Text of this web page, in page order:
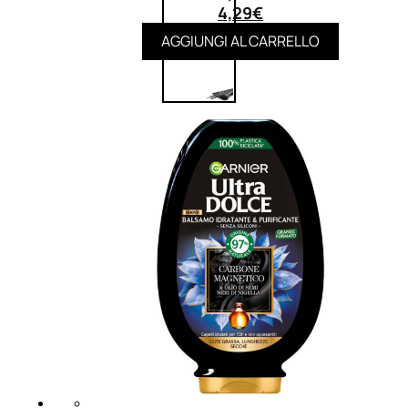
UOMO
Detergente Viso Uomo
Dopobarba Uomo
Antieta Uomo
Anticaduta Uomo
Contorno Occhi Uomo
Bagnodoccia Uomo Profumi
Docciaschiuma Uomo
Corpo Uomo
Deodoranti Uomo
Confezioni Trattamenti Uomo
4,29€
AGGIUNGI AL CARRELLO